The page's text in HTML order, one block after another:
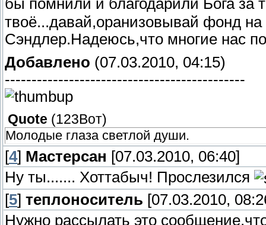
бы помнили и благодарили Бога
твоё...давай,оранизовывай фонд
Сэндлер.Надеюсь,что многие нас
Добавлено (07.03.2010, 04:15)
---------------------------------------------
Quote (123Вот)
Молодые глаза светлой души.
[4] Мастерсан [07.03.2010, 06:40]
Ну ты....... Хоттабыч! Прослезился
[5] теплоноситель [07.03.2010,
Нужно рассылать это